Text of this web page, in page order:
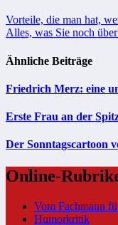
Vorteile, die man hat,
Alles, was Sie noch
Ähnliche Beiträge
Friedrich Merz: eine
Erste Frau an der
Der Sonntagscartoon
Online-
Vom Fachmann
Humorkritik